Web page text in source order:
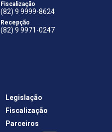
Fiscalização
(82) 9 9999-8624
Recepção
(82) 9 9971-0247
Legislação
Fiscalização
Parceiros